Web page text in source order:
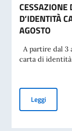
CESSAZIONE
D’IDENTITÀ
AGOSTO
A partire dal 3
carta di identità
Leggi